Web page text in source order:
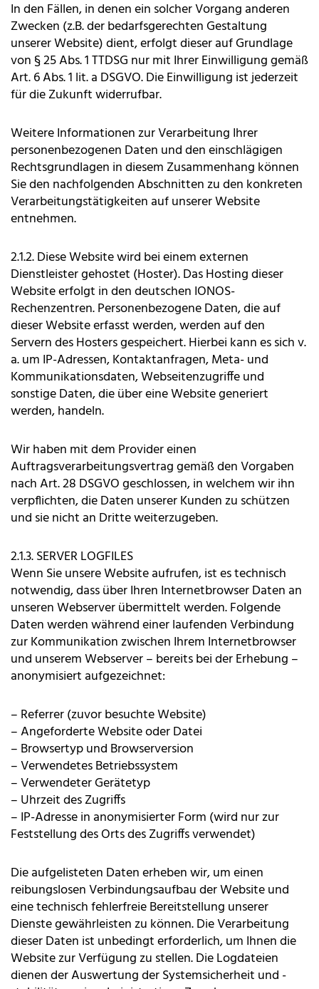
In den Fällen, in denen ein solcher Vorgang anderen
Zwecken (z.B. der bedarfsgerechten Gestaltung
unserer Website) dient, erfolgt dieser auf Grundlage
von § 25 Abs. 1 TTDSG nur mit Ihrer Einwilligung gemäß
Art. 6 Abs. 1 lit. a DSGVO. Die Einwilligung ist jederzeit
für die Zukunft widerrufbar.
Weitere Informationen zur Verarbeitung Ihrer
personenbezogenen Daten und den einschlägigen
Rechtsgrundlagen in diesem Zusammenhang können
Sie den nachfolgenden Abschnitten zu den konkreten
Verarbeitungstätigkeiten auf unserer Website
entnehmen.
2.1.2. Diese Website wird bei einem externen
Dienstleister gehostet (Hoster). Das Hosting dieser
Website erfolgt in den deutschen IONOS-
Rechenzentren. Personenbezogene Daten, die auf
dieser Website erfasst werden, werden auf den
Servern des Hosters gespeichert. Hierbei kann es sich v.
a. um IP-Adressen, Kontaktanfragen, Meta- und
Kommunikationsdaten, Webseitenzugriffe und
sonstige Daten, die über eine Website generiert
werden, handeln.
Wir haben mit dem Provider einen
Auftragsverarbeitungsvertrag gemäß den Vorgaben
nach Art. 28 DSGVO geschlossen, in welchem wir ihn
verpflichten, die Daten unserer Kunden zu schützen
und sie nicht an Dritte weiterzugeben.
2.1.3. SERVER LOGFILES
Wenn Sie unsere Website aufrufen, ist es technisch
notwendig, dass über Ihren Internetbrowser Daten an
unseren Webserver übermittelt werden. Folgende
Daten werden während einer laufenden Verbindung
zur Kommunikation zwischen Ihrem Internetbrowser
und unserem Webserver – bereits bei der Erhebung –
anonymisiert aufgezeichnet:
– Referrer (zuvor besuchte Website)
– Angeforderte Website oder Datei
– Browsertyp und Browserversion
– Verwendetes Betriebssystem
– Verwendeter Gerätetyp
– Uhrzeit des Zugriffs
– IP-Adresse in anonymisierter Form (wird nur zur
Feststellung des Orts des Zugriffs verwendet)
Die aufgelisteten Daten erheben wir, um einen
reibungslosen Verbindungsaufbau der Website und
eine technisch fehlerfreie Bereitstellung unserer
Dienste gewährleisten zu können. Die Verarbeitung
dieser Daten ist unbedingt erforderlich, um Ihnen die
Website zur Verfügung zu stellen. Die Logdateien
dienen der Auswertung der Systemsicherheit und -